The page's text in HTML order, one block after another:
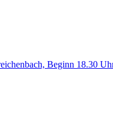
Beginn 18.30